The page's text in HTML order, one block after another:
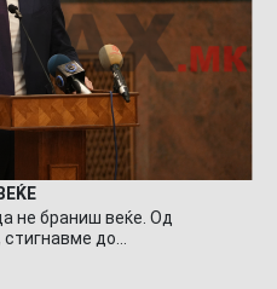
не браниш веќе. Од
до…